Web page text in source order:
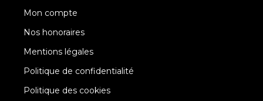
Mon compte
Nos honoraires
Mentions légales
Politique de confidentialité
Politique des cookies